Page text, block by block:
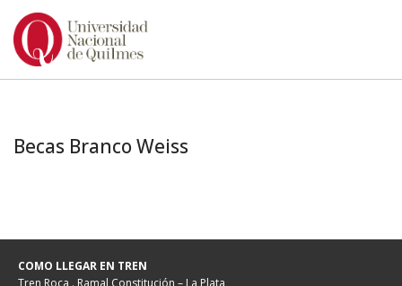
Ir
Becas Branco Weiss
COMO LLEGAR EN TREN
Tren Roca . Ramal Constitución – La Plata